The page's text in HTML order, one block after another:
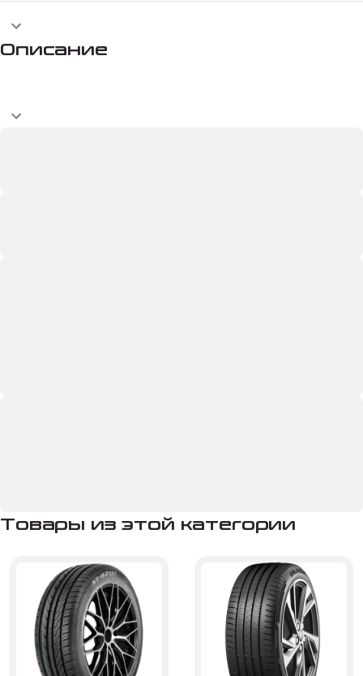
Описание
Товары из этой категории